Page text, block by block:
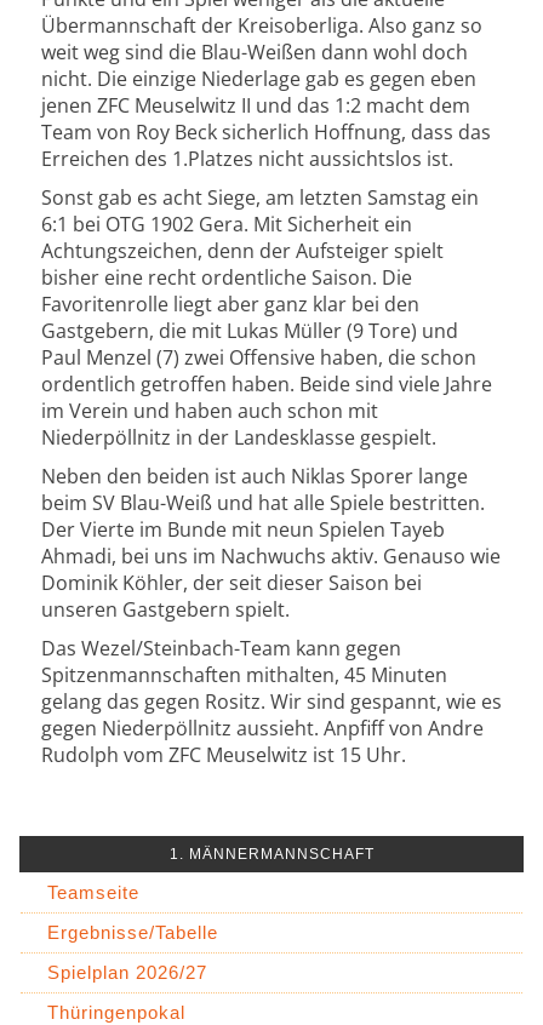
Übermannschaft der Kreisoberliga. Also ganz so
weit weg sind die Blau-Weißen dann wohl doch
nicht. Die einzige Niederlage gab es gegen eben
jenen ZFC Meuselwitz II und das 1:2 macht dem
Team von Roy Beck sicherlich Hoffnung, dass das
Erreichen des 1.Platzes nicht aussichtslos ist.
Sonst gab es acht Siege, am letzten Samstag ein
6:1 bei OTG 1902 Gera. Mit Sicherheit ein
Achtungszeichen, denn der Aufsteiger spielt
bisher eine recht ordentliche Saison. Die
Favoritenrolle liegt aber ganz klar bei den
Gastgebern, die mit Lukas Müller (9 Tore) und
Paul Menzel (7) zwei Offensive haben, die schon
ordentlich getroffen haben. Beide sind viele Jahre
im Verein und haben auch schon mit
Niederpöllnitz in der Landesklasse gespielt.
Neben den beiden ist auch Niklas Sporer lange
beim SV Blau-Weiß und hat alle Spiele bestritten.
Der Vierte im Bunde mit neun Spielen Tayeb
Ahmadi, bei uns im Nachwuchs aktiv. Genauso wie
Dominik Köhler, der seit dieser Saison bei
unseren Gastgebern spielt.
Das Wezel/Steinbach-Team kann gegen
Spitzenmannschaften mithalten, 45 Minuten
gelang das gegen Rositz. Wir sind gespannt, wie es
gegen Niederpöllnitz aussieht. Anpfiff von Andre
Rudolph vom ZFC Meuselwitz ist 15 Uhr.
1. MÄNNERMANNSCHAFT
Teamseite
Ergebnisse/Tabelle
Spielplan 2026/27
Thüringenpokal